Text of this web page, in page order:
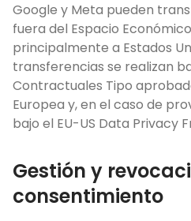
Google y Meta pueden
fuera del Espacio
principalmente a Estados
transferencias se realizan
Contractuales Tipo
Europea y, en el caso de
bajo el EU-US Data Privacy
Gestión y
consentimiento